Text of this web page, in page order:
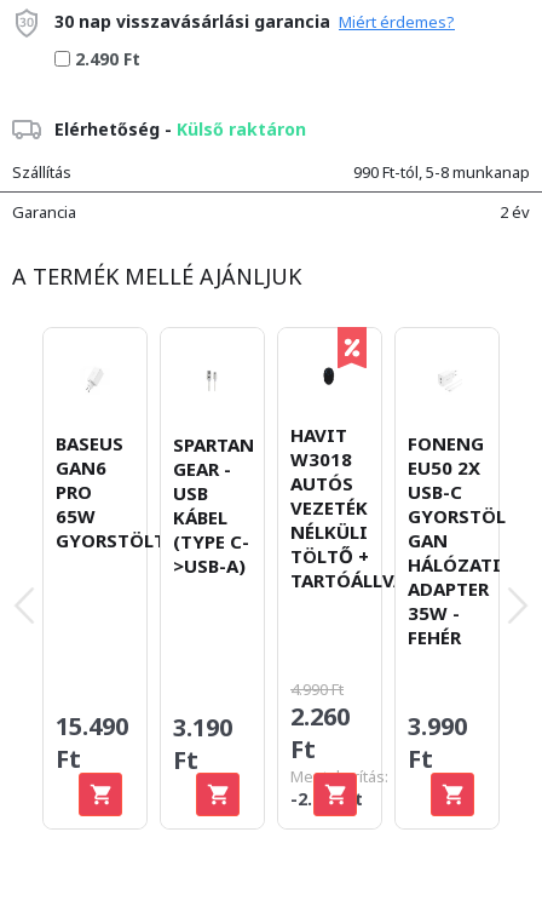
30 nap visszavásárlási garancia Miért érdemes?
2.490 Ft
Elérhetőség - Külső raktáron
Szállítás
990 Ft-tól, 5-8 munkanap
Garancia
2 év
A TERMÉK MELLÉ AJÁNLJUK
BASEUS
GAN6
PRO
65W
GYORSTÖLTŐ
15.490
Ft
SPARTAN
GEAR -
USB
KÁBEL
(TYPE C-
>USB-A)
3.190
Ft
HAVIT
W3018
AUTÓS
VEZETÉK
NÉLKÜLI
TÖLTŐ +
TARTÓÁLLVÁNY
4.990 Ft
2.260
Ft
Megtakarítás:
-2.730 Ft
FONENG
EU50 2X
USB-C
GYORSTÖLTŐ
GAN
HÁLÓZATI
ADAPTER
35W -
FEHÉR
3.990
Ft